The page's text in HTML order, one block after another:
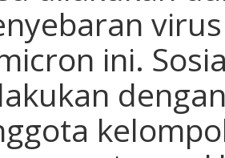
ini.